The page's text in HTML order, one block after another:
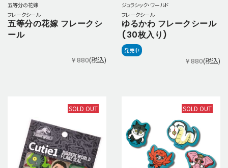
五等分の花嫁
フレークシール
五等分の花嫁 フレークシ
ール
￥880(税込)
ジュラシック・ワールド
フレークシール
ゆるかわ フレークシール
(30枚入り)
発売中
￥880(税込)
SOLD OUT SOLD OUT